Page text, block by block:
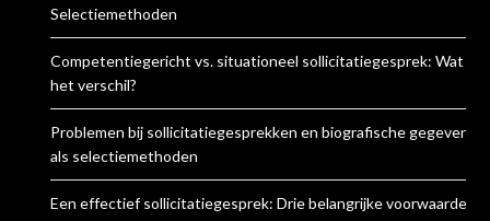
Selectiemethoden
Competentiegericht vs. situationeel sollicitatiegesprek: Wat is
het verschil?
Problemen bij sollicitatiegesprekken en biografische gegevens
als selectiemethoden
Een effectief sollicitatiegesprek: Drie belangrijke voorwaarden